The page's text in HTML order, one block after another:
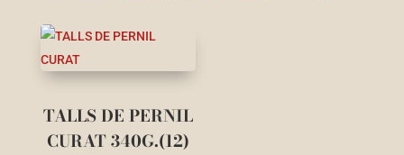
TALLS DE PERNIL
CURAT 340G.(12)